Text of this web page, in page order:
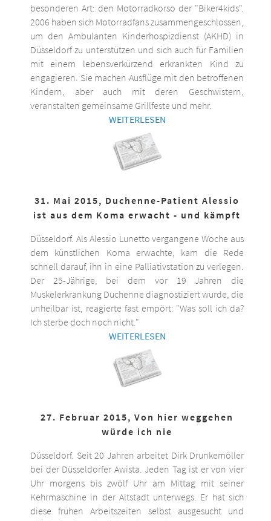
besonderen Art: den Motorradkorso der "Biker4kids".
2006 haben sich Motorradfans zusammengeschlossen,
um den Ambulanten Kinderhospizdienst (AKHD) in
Düsseldorf zu unterstützen und sich auch für Familien
mit einem lebensverkürzend erkrankten Kind zu
engagieren. Sie machen Ausflüge mit den betroffenen
Kindern, aber auch mit deren Geschwistern,
veranstalten gemeinsame Grillfeste und mehr.
WEITERLESEN
31. Mai 2015, Duchenne-Patient Alessio
ist aus dem Koma erwacht - und kämpft
Düsseldorf. Als Alessio Lunetto vergangene Woche aus
dem künstlichen Koma erwachte, kam die Rede
schnell darauf, ihn in eine Palliativstation zu verlegen.
Der 25-Jährige, bei dem vor 19 Jahren die
Muskelerkrankung Duchenne diagnostiziert wurde, die
unheilbar ist, reagierte fast empört: "Was soll ich da?
Ich sterbe doch noch nicht."
WEITERLESEN
27. Februar 2015, Von hier weggehen
würde ich nie
Düsseldorf. Seit 20 Jahren arbeitet Dirk Drunkemöller
bei der Düsseldorfer Awista. Jeden Tag ist er von vier
Uhr morgens bis zwölf Uhr am Mittag mit seiner
Kehrmaschine in der Altstadt unterwegs. Er hat sich
diese frühen Arbeitszeiten selbst ausgesucht und